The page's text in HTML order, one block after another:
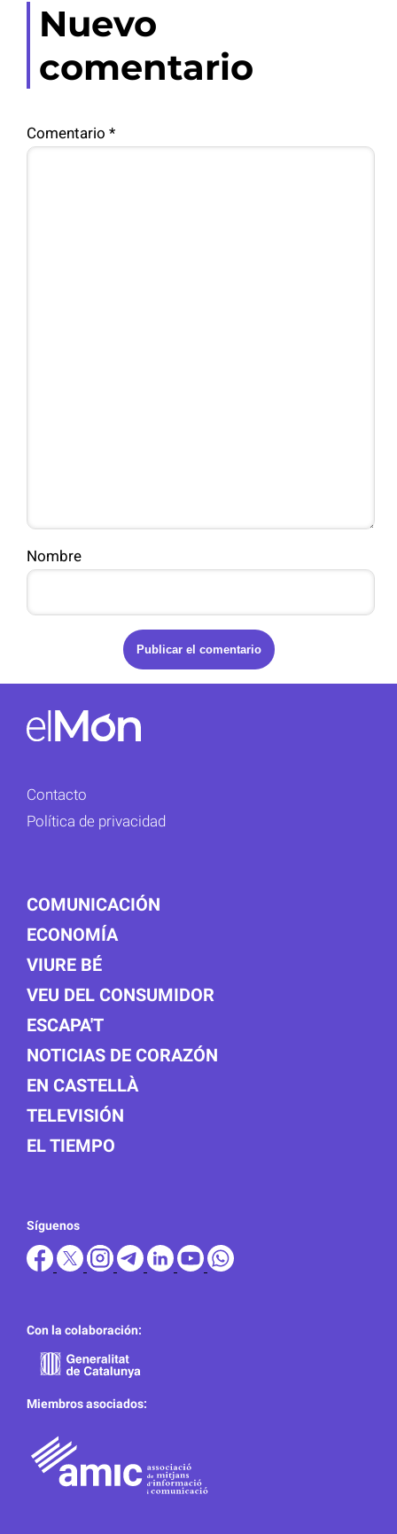
Nuevo
comentario
Comentario *
Nombre
Contacto
Política de privacidad
COMUNICACIÓN
ECONOMÍA
VIURE BÉ
VEU DEL CONSUMIDOR
ESCAPA'T
NOTICIAS DE CORAZÓN
EN CASTELLÀ
TELEVISIÓN
EL TIEMPO
Síguenos
Con la colaboración:
Miembros asociados: